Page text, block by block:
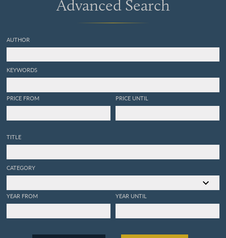
Advanced Search
AUTHOR
KEYWORDS
PRICE FROM PRICE UNTIL
TITLE
CATEGORY
YEAR FROM YEAR UNTIL